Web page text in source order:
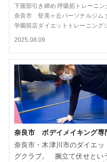
下腹部引き締め 呼吸筋トレーニン
奈良市 登美ヶ丘パーソナルジム
学園前店ダイエットトレーニング
2025.08.09
奈良市 ボデイメイキング
奈良市・木津川市のダイエ
グクラブ。 腕立て伏せとい